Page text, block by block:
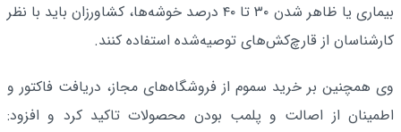
بیماری یا ظاهر شدن ۳۰ تا ۴۰ درصد خوشه‌ها، کشاورزان باید با نظر
کارشناسان از قارچ‌کش‌های توصیه‌شده استفاده کنند.
وی همچنین بر خرید سموم از فروشگاه‌های مجاز، دریافت فاکتور و
اطمینان از اصالت و پلمب بودن محصولات تاکید کرد و افزود: